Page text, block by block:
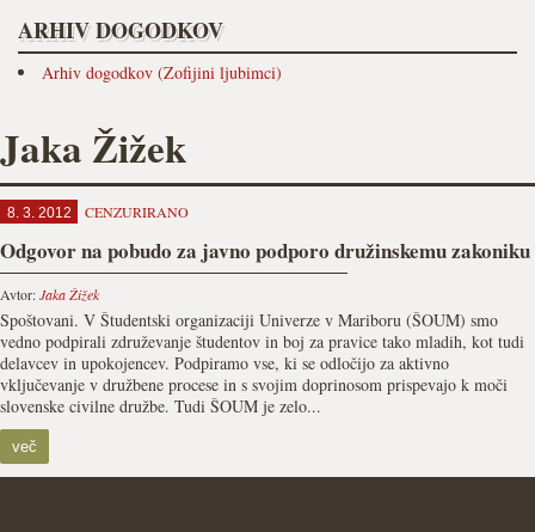
ARHIV DOGODKOV
Arhiv dogodkov (Zofijini ljubimci)
Jaka Žižek
8. 3. 2012 CENZURIRANO
Odgovor na pobudo za javno podporo družinskemu zakoniku
Avtor:Jaka Žižek
Spoštovani. V Študentski organizaciji Univerze v Mariboru (ŠOUM) smo
vedno podpirali združevanje študentov in boj za pravice tako mladih, kot tudi
delavcev in upokojencev. Podpiramo vse, ki se odločijo za aktivno
vključevanje v družbene procese in s svojim doprinosom prispevajo k moči
slovenske civilne družbe. Tudi ŠOUM je zelo...
več